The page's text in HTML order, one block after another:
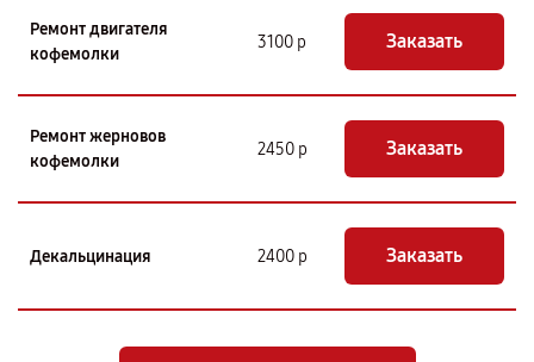
Ремонт двигателя
кофемолки
3100 р Заказать
Ремонт жерновов
кофемолки
2450 р Заказать
Декальцинация 2400 р Заказать